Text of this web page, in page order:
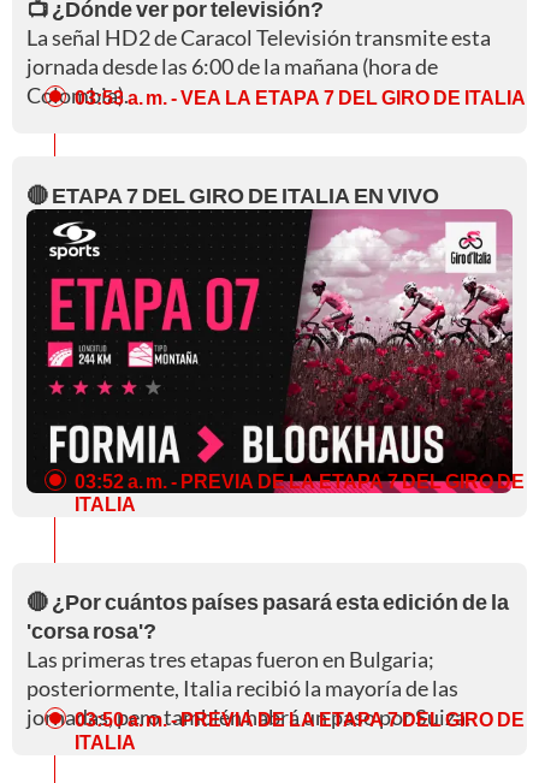
📺 ¿Dónde ver por televisión?
La señal HD2 de Caracol Televisión transmite esta
jornada desde las 6:00 de la mañana (hora de
Colombia).
03:53 a. m.- VEA LA ETAPA 7 DEL GIRO DE ITALIA
🔴 ETAPA 7 DEL GIRO DE ITALIA EN VIVO
03:52 a. m. - PREVIA DE LA ETAPA 7 DEL GIRO DE
ITALIA
🔴 ¿Por cuántos países pasará esta edición de la
'corsa rosa'?
Las primeras tres etapas fueron en Bulgaria;
posteriormente, Italia recibió la mayoría de las
jornadas, pero también habrá un paso por Suiza.
03:50 a. m.- PREVIA DE LA ETAPA 7 DEL GIRO DE
ITALIA